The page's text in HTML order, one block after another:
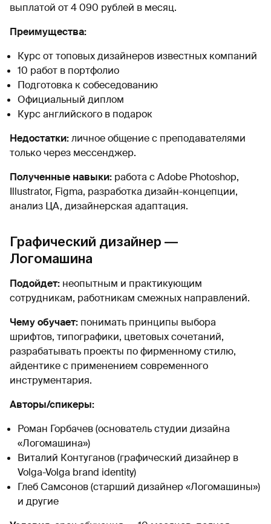
выплатой от 4 090 рублей в месяц.
Преимущества:
Курс от топовых дизайнеров известных компаний
10 работ в портфолио
Подготовка к собеседованию
Официальный диплом
Курс английского в подарок
Недостатки:личное общение с преподавателями
только через мессенджер.
Полученные навыки: работа с Adobe Photoshop,
Illustrator, Figma, разработка дизайн-концепции,
анализ ЦА, дизайнерская адаптация.
Графический дизайнер —
Логомашина
Подойдет: неопытным и практикующим
сотрудникам, работникам смежных направлений.
Чему обучает: понимать принципы выбора
шрифтов, типографики, цветовых сочетаний,
разрабатывать проекты по фирменному стилю,
айдентике с применением современного
инструментария.
Авторы/спикеры:
Роман Горбачев (основатель студии дизайна
«Логомашина»)
Виталий Контуганов (графический дизайнер в
Volga-Volga brand identity)
Глеб Самсонов (старший дизайнер «Логомашины»)
и другие